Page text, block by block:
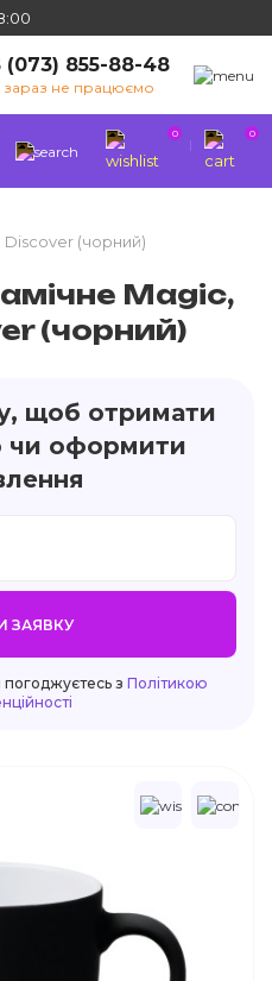
(073) 855-88-48
не працюємо
0 0
Discover (чорний)
Magic,
(чорний)
щоб отримати
чи оформити
ЗАЯВКУ
з Політикою